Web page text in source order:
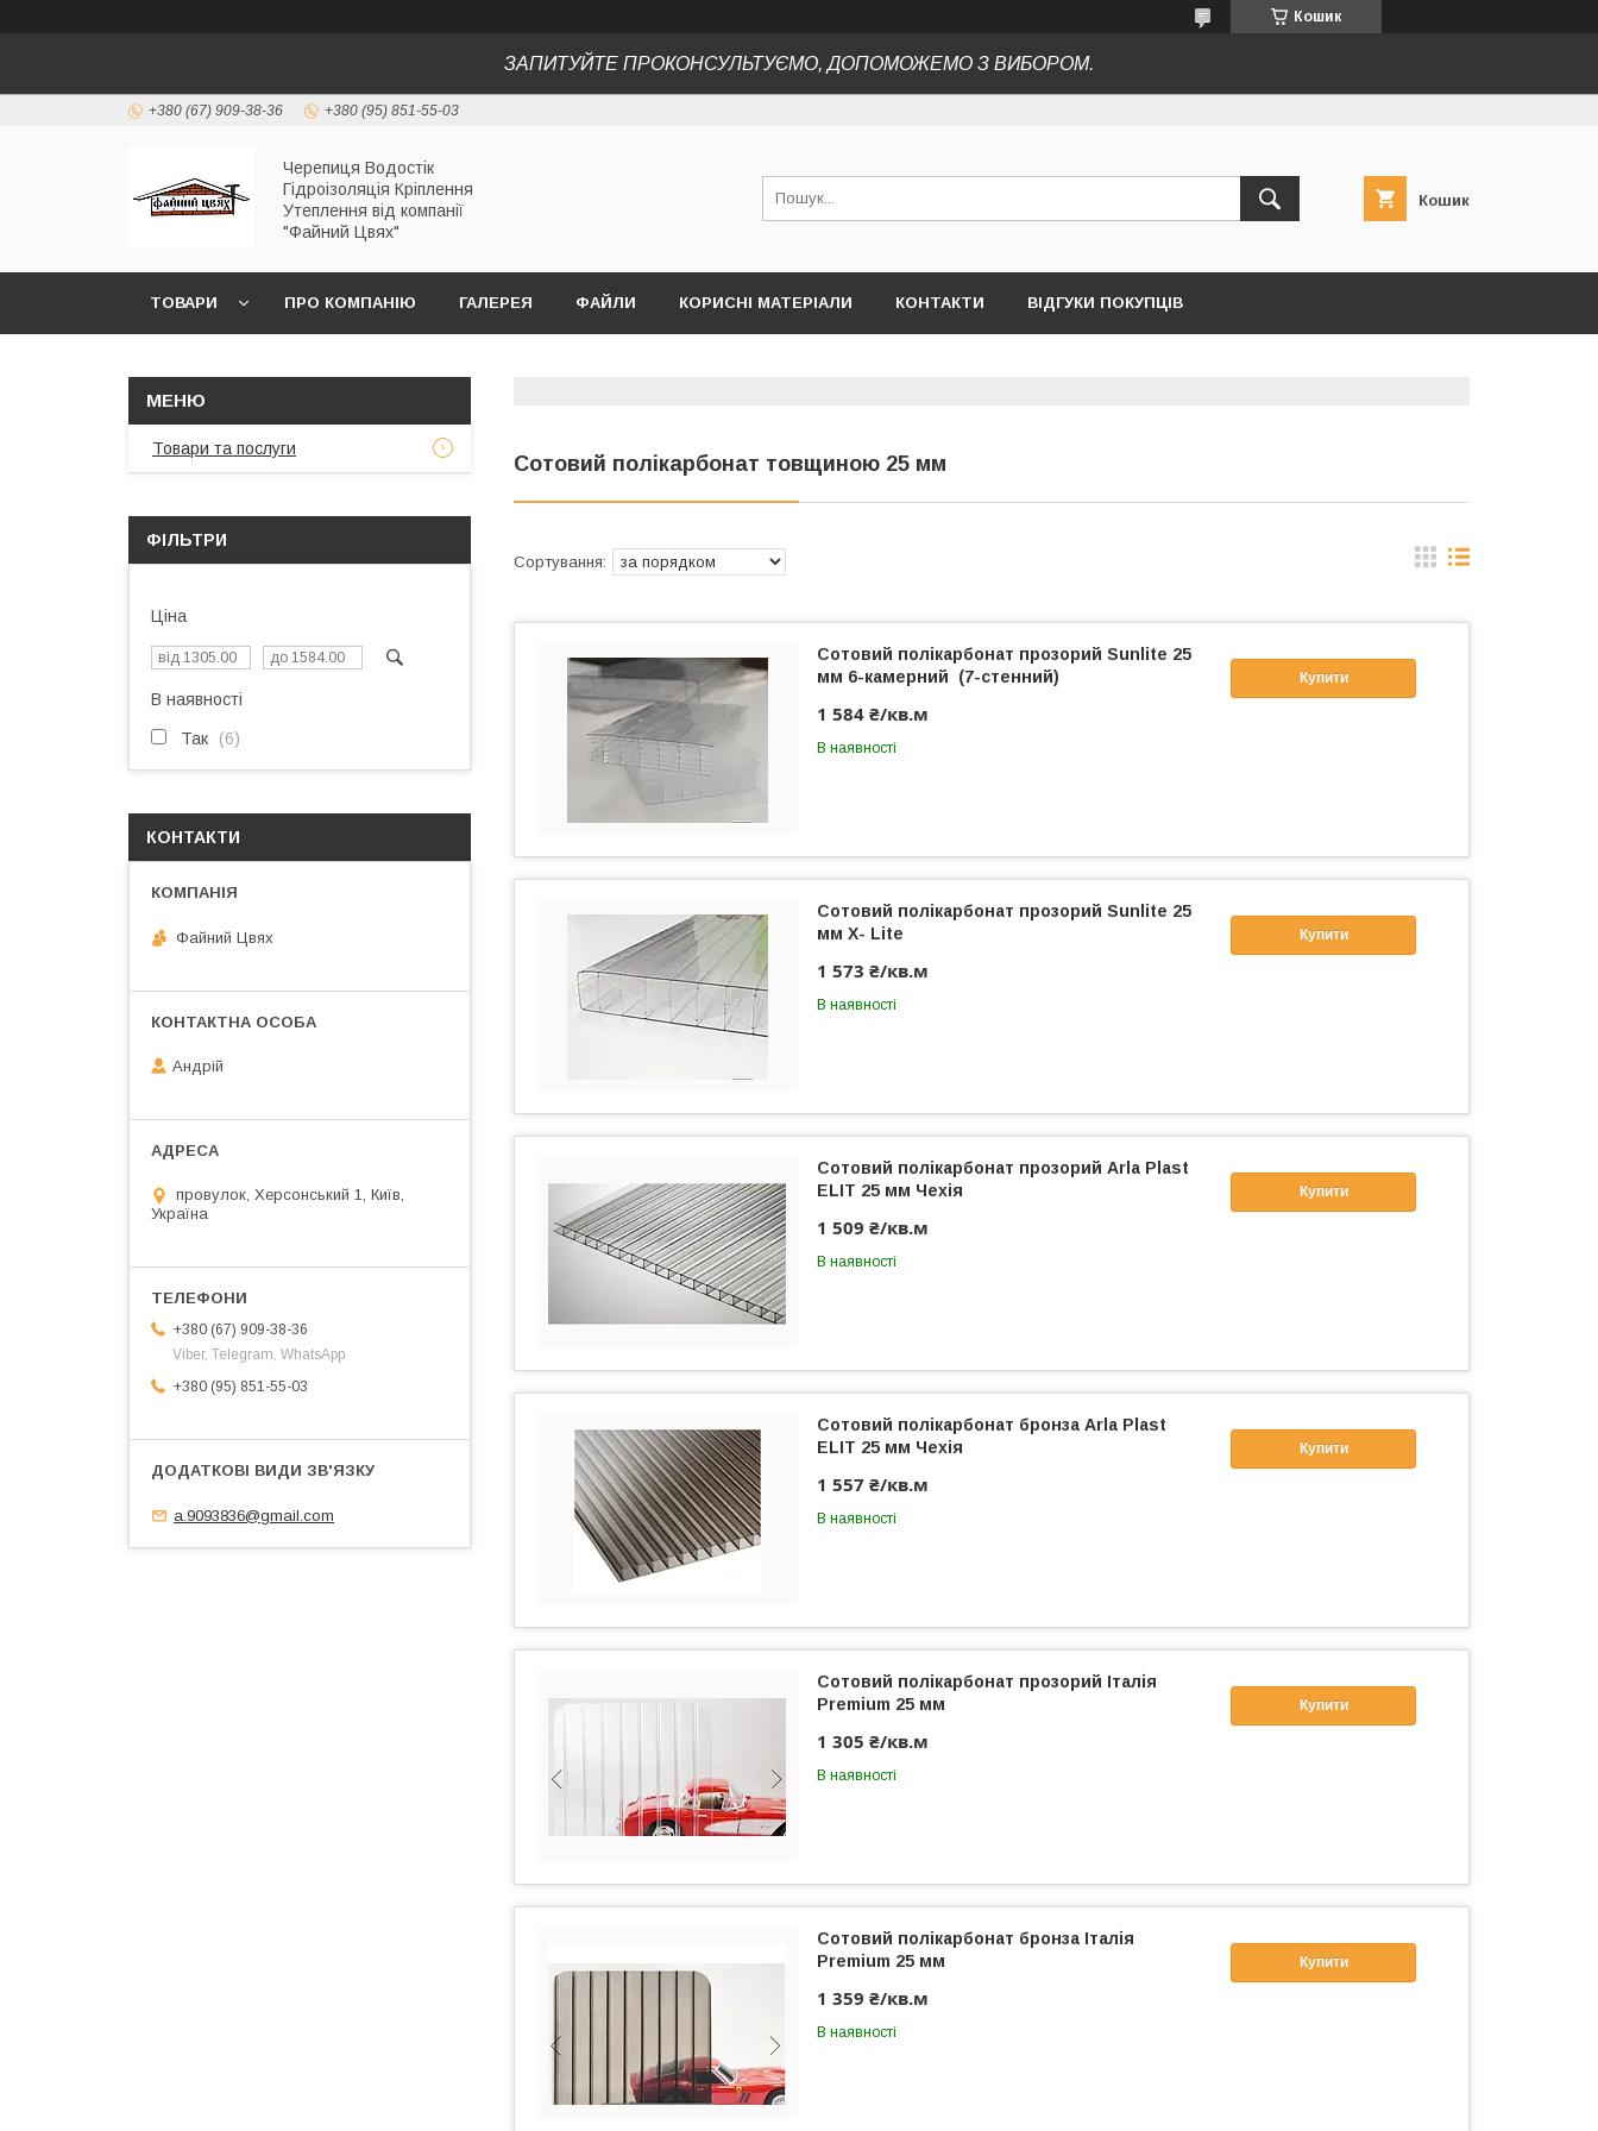
Кошик
ЗАПИТУЙТЕ ПРОКОНСУЛЬТУЄМО, ДОПОМОЖЕМО З ВИБОРОМ.
+380 (67) 909-38-36 +380 (95) 851-55-03
Черепиця Водостік
Гідроізоляція Кріплення
Утеплення від компанії
"Файний Цвях"
Кошик
ТОВАРИ ПРО КОМПАНІЮ ГАЛЕРЕЯ ФАЙЛИ КОРИСНІ МАТЕРІАЛИ КОНТАКТИ ВІДГУКИ ПОКУПЦІВ
Сотовий полікарбонат товщиною 25 мм
Купити
Сотовий полікарбонат прозорий Sunlite 25
мм 6-камерний (7-стенний)
1 584 ₴/кв.м
В наявності
Купити
Сотовий полікарбонат прозорий Sunlite 25
мм X- Lite
1 573 ₴/кв.м
В наявності
Купити
Сотовий полікарбонат прозорий Arla Plast
ELIT 25 мм Чехія
1 509 ₴/кв.м
В наявності
Купити
Сотовий полікарбонат бронза Arla Plast
ELIT 25 мм Чехія
1 557 ₴/кв.м
В наявності
Купити
Сотовий полікарбонат прозорий Італія
Premium 25 мм
1 305 ₴/кв.м
В наявності
Купити
Сотовий полікарбонат бронза Італія
Premium 25 мм
1 359 ₴/кв.м
В наявності
Товари та послуги
ФІЛЬТРИ
Ціна
В наявності
Так 6
КОНТАКТИ
Файний Цвях
Андрій
провулок, Херсонський 1, Київ,
Україна
+380 (67) 909-38-36
Viber, Telegram, WhatsApp
+380 (95) 851-55-03
a.9093836@gmail.com